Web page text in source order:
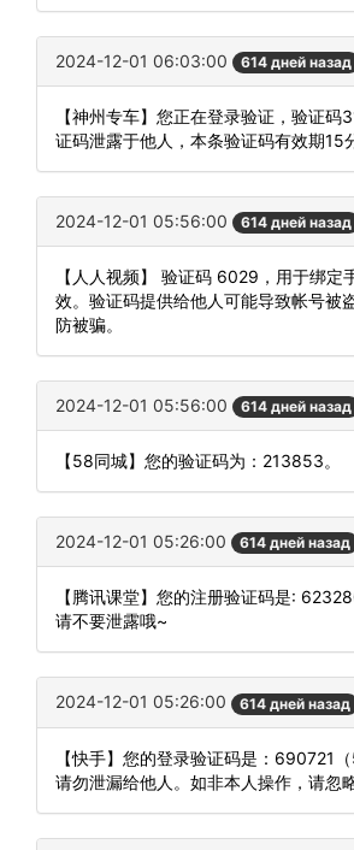
2024-12-01 06:03:00 614 дней назад
【神州专车】您正在登录验证，验证码
证码泄露于他人，本条验证码有效期15
2024-12-01 05:56:00 614 дней назад
【人人视频】 验证码 6029，用于绑定
效。验证码提供给他人可能导致帐号被
防被骗。
2024-12-01 05:56:00 614 дней назад
【58同城】您的验证码为：213853。
2024-12-01 05:26:00 614 дней назад
【腾讯课堂】您的注册验证码是:
请不要泄露哦~
2024-12-01 05:26:00 614 дней назад
【快手】您的登录验证码是：690721
请勿泄漏给他人。如非本人操作，请忽